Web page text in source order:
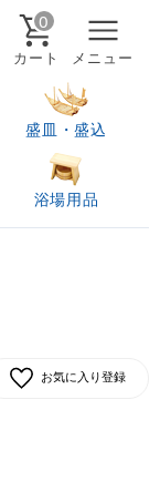
0
カート メニュー
盛皿・盛込
浴場用品
お気に入り登録